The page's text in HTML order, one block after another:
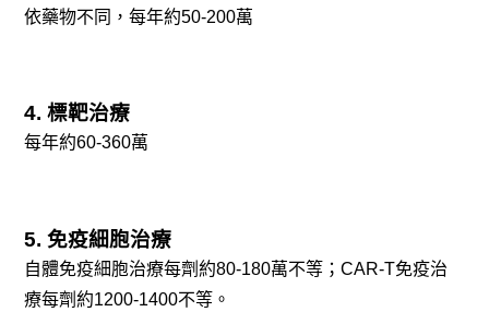
依藥物不同，每年約50-200萬
4. 標靶治療
每年約60-360萬
5. 免疫細胞治療
自體免疫細胞治療每劑約80-180萬不等；CAR-T免疫治
療每劑約1200-1400不等。